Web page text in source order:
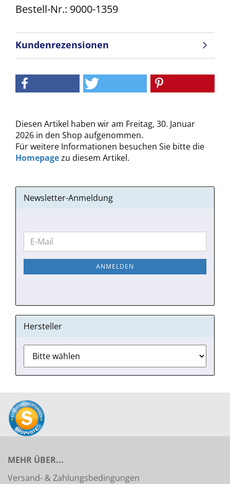
Bestell-Nr.: 9000-1359
Kundenrezensionen
Diesen Artikel haben wir am Freitag, 30. Januar
2026 in den Shop aufgenommen.
Für weitere Informationen besuchen Sie bitte die
Homepagezu diesem Artikel.
Newsletter-Anmeldung
WEITER
ZUR
NEWSLETTER-
E-
Mail
ANMELDEN
Hersteller
MEHR ÜBER...
Versand- & Zahlungsbedingungen